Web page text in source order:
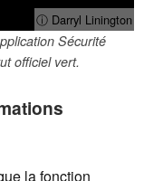
ⓘ Darryl Linington
Sécurité
officiel vert.
la fonction